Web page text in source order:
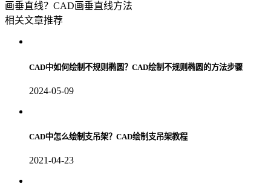
画垂直线？CAD画垂直线方法
相关文章推荐
CAD中如何绘制不规则椭圆？CAD绘制不规则椭圆的方法步骤
2024-05-09
CAD中怎么绘制支吊架？CAD绘制支吊架教程
2021-04-23